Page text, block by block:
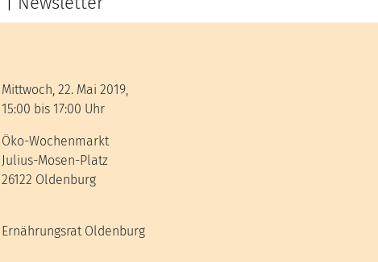
Mittwoch, 22. Mai 2019,
15:00 bis 17:00 Uhr
Öko-Wochenmarkt
Julius-Mosen-Platz
26122 Oldenburg
Ernährungsrat Oldenburg